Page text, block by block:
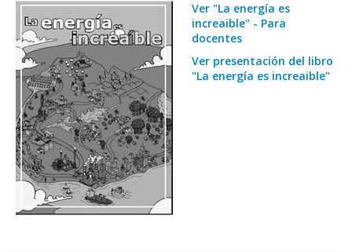
Ver "La energía es
increaible" - Para
docentes
Ver presentación del libro
"La energía es increaible"